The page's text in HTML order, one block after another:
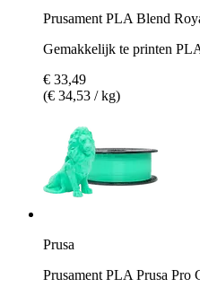
Prusament PLA Blend
Gemakkelijk te printen
€ 33,49
(€ 34,53 / kg)
Prusa
Prusament PLA Prusa Pro